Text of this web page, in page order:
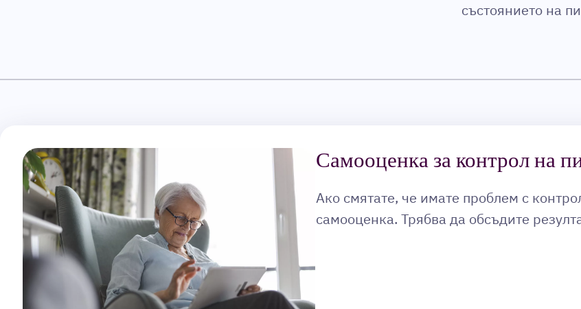
състоянието на
Самооценка за контрол на
Ако смятате, че имате проблем с
самооценка. Трябва да обсъдите